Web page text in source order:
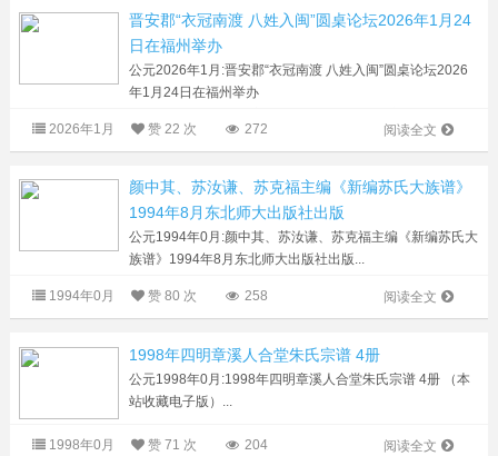
晋安郡“衣冠南渡 八姓入闽”圆桌论坛2026年1月24
日在福州举办
公元2026年1月:晋安郡“衣冠南渡 八姓入闽”圆桌论坛2026
年1月24日在福州举办
阅读全文
2026年1月 赞 22 次 272
颜中其、苏汝谦、苏克福主编《新编苏氏大族谱》
1994年8月东北师大出版社出版
公元1994年0月:颜中其、苏汝谦、苏克福主编《新编苏氏大
族谱》1994年8月东北师大出版社出版...
阅读全文
1994年0月 赞80 次 258
1998年四明章溪人合堂朱氏宗谱 4册
公元1998年0月:1998年四明章溪人合堂朱氏宗谱 4册 （本
站收藏电子版）...
阅读全文
1998年0月 赞71 次 204